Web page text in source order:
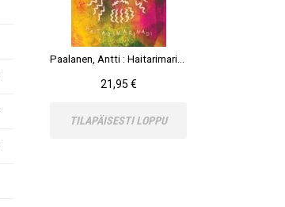
21,95 €
TILAPÄISESTI LOPPU